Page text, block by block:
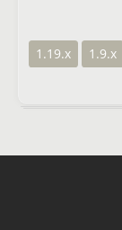
1.19.x 1.9.x